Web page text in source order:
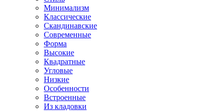
Минимализм
Классические
Скандинавские
Современные
Форма
Высокие
Квадратные
Угловые
Низкие
Особенности
Встроенные
Из кладовки